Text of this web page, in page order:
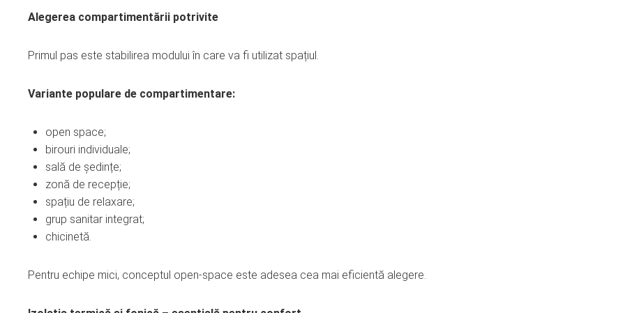
Alegerea compartimentării potrivite
Primul pas este stabilirea modului în care va fi utilizat spațiul.
Variante populare de compartimentare:
open space;
birouri individuale;
sală de ședințe;
zonă de recepție;
spațiu de relaxare;
grup sanitar integrat;
chicinetă.
Pentru echipe mici, conceptul open-space este adesea cea mai eficientă alegere.